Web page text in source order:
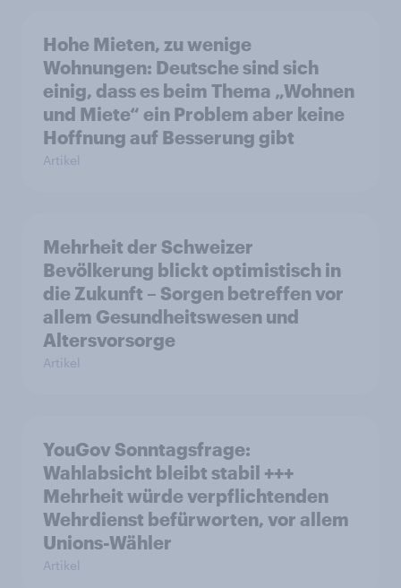
Hohe Mieten, zu wenige
Wohnungen: Deutsche sind sich
einig, dass es beim Thema „Wohnen
und Miete“ ein Problem aber keine
Hoffnung auf Besserung gibt
Artikel
Mehrheit der Schweizer
Bevölkerung blickt optimistisch in
die Zukunft – Sorgen betreffen vor
allem Gesundheitswesen und
Altersvorsorge
Artikel
YouGov Sonntagsfrage:
Wahlabsicht bleibt stabil +++
Mehrheit würde verpflichtenden
Wehrdienst befürworten, vor allem
Unions-Wähler
Artikel